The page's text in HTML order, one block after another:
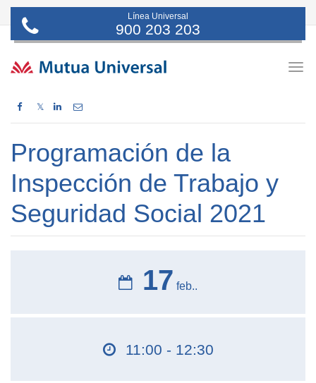
Línea Universal
900 203 203
𝕏
Programación de la
Inspección de Trabajo y
Seguridad Social 2021
17 feb..
11:00 - 12:30